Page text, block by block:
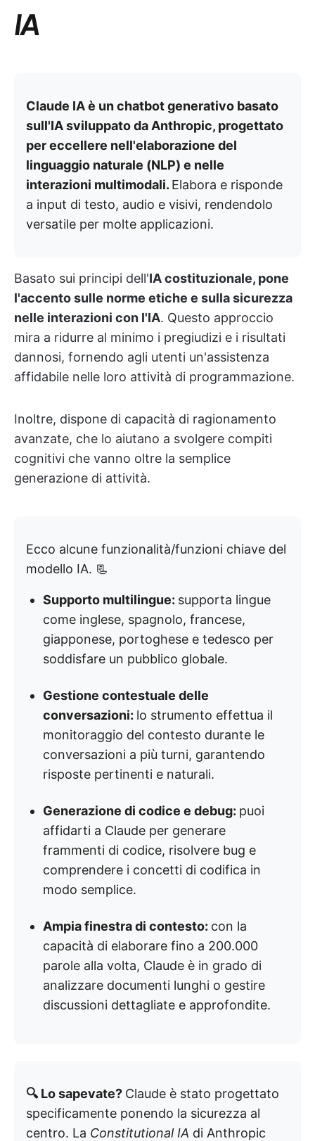
IA
Claude IA è un chatbot generativo basato
sull'IA sviluppato da Anthropic, progettato
per eccellere nell'elaborazione del
linguaggio naturale (NLP) e nelle
interazioni multimodali. Elabora e risponde
a input di testo, audio e visivi, rendendolo
versatile per molte applicazioni.
Basato sui principi dell'IA costituzionale, pone
l'accento sulle norme etiche e sulla sicurezza
nelle interazioni con l'IA. Questo approccio
mira a ridurre al minimo i pregiudizi e i risultati
dannosi, fornendo agli utenti un'assistenza
affidabile nelle loro attività di programmazione.
Inoltre, dispone di capacità di ragionamento
avanzate, che lo aiutano a svolgere compiti
cognitivi che vanno oltre la semplice
generazione di attività.
Ecco alcune funzionalità/funzioni chiave del
modello IA. 📃
Supporto multilingue: supporta lingue
come inglese, spagnolo, francese,
giapponese, portoghese e tedesco per
soddisfare un pubblico globale.
Gestione contestuale delle
conversazioni: lo strumento effettua il
monitoraggio del contesto durante le
conversazioni a più turni, garantendo
risposte pertinenti e naturali.
Generazione di codice e debug: puoi
affidarti a Claude per generare
frammenti di codice, risolvere bug e
comprendere i concetti di codifica in
modo semplice.
Ampia finestra di contesto: con la
capacità di elaborare fino a 200.000
parole alla volta, Claude è in grado di
analizzare documenti lunghi o gestire
discussioni dettagliate e approfondite.
🔍 Lo sapevate? Claude è stato progettato
specificamente ponendo la sicurezza al
centro. La Constitutional IA di Anthropic